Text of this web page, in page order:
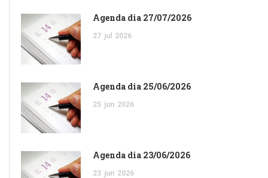
Agenda dia 27/07/2026
27 jul 2026
Agenda dia 25/06/2026
25 jun 2026
Agenda dia 23/06/2026
23 jun 2026